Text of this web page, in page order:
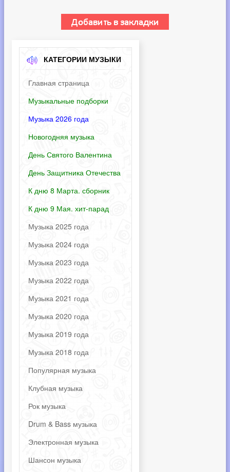
КАТЕГОРИИ МУЗЫКИ
Главная страница
Музыкальные подборки
Музыка 2026 года
Новогодняя музыка
День Святого Валентина
День Защитника Отечества
К дню 8 Марта. сборник
К дню 9 Мая. хит-парад
Музыка 2025 года
Музыка 2024 года
Музыка 2023 года
Музыка 2022 года
Музыка 2021 года
Музыка 2020 года
Музыка 2019 года
Музыка 2018 года
Популярная музыка
Клубная музыка
Рок музыка
Drum & Bass музыка
Электронная музыка
Шансон музыка